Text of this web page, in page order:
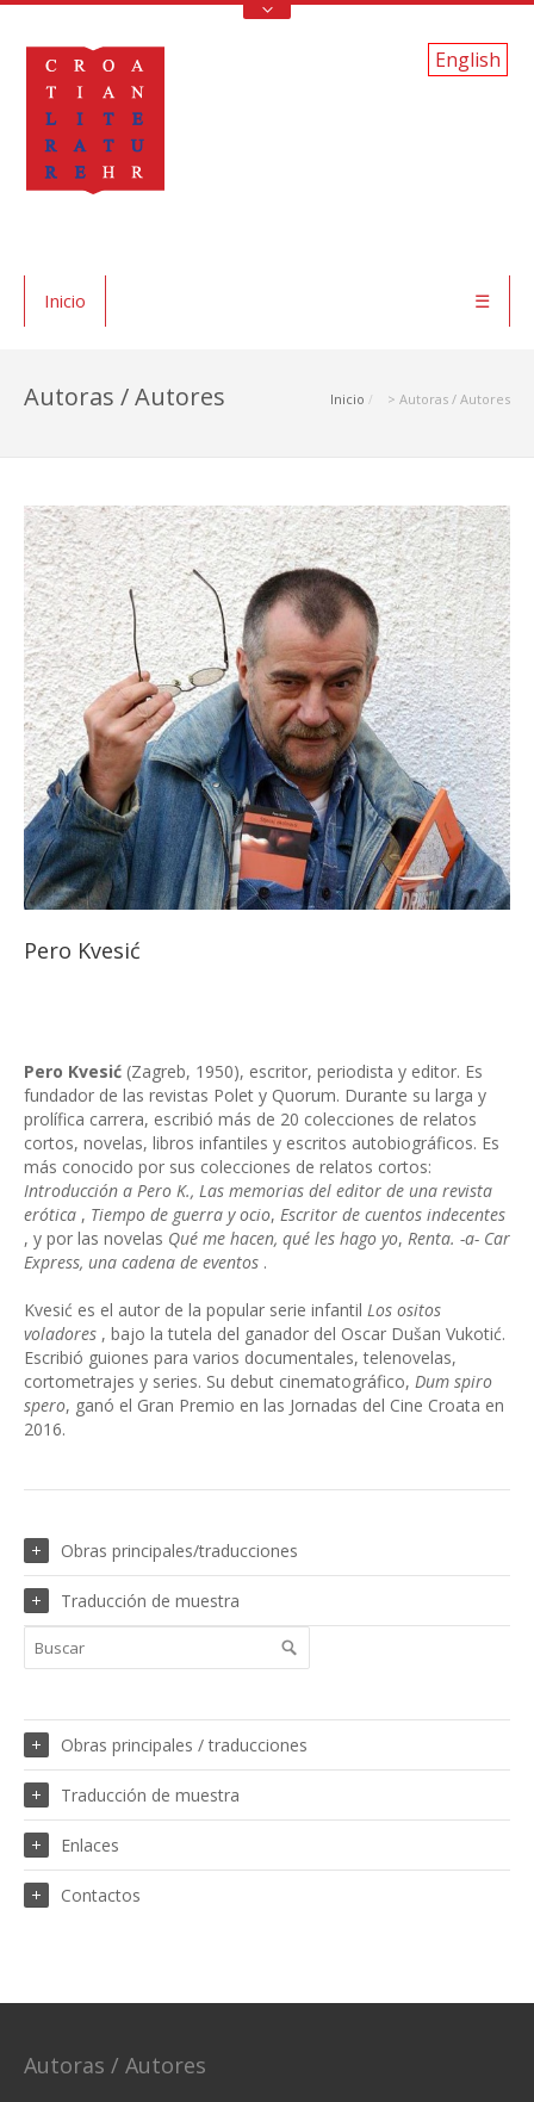
English
Inicio ☰
Inicio > Autoras / Autores
Autoras / Autores
Pero Kvesić
Pero Kvesić (Zagreb, 1950), escritor, periodista y editor. Es
fundador de las revistas Polet y Quorum. Durante su larga y
prolífica carrera, escribió más de 20 colecciones de relatos
cortos, novelas, libros infantiles y escritos autobiográficos. Es
más conocido por sus colecciones de relatos cortos:
Introducción a Pero K., Las memorias del editor de una revista
erótica , Tiempo de guerra y ocio, Escritor de cuentos indecentes
, y por las novelas Qué me hacen, qué les hago yo, Renta. -a- Car
Express, una cadena de eventos .
Kvesić es el autor de la popular serie infantil Los ositos
voladores , bajo la tutela del ganador del Oscar Dušan Vukotić.
Escribió guiones para varios documentales, telenovelas,
cortometrajes y series. Su debut cinematográfico, Dum spiro
spero, ganó el Gran Premio en las Jornadas del Cine Croata en
2016.
Obras principales/traducciones
Traducción de muestra
Obras principales / traducciones
Traducción de muestra
Enlaces
Contactos
Autoras / Autores